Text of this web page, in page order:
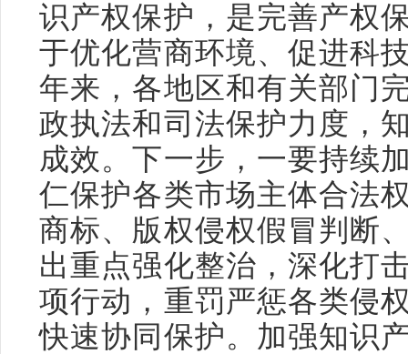
识产权保护，是完善产权
于优化营商环境、促进科
年来，各地区和有关部门
政执法和司法保护力度，
成效。下一步，一要持续
仁保护各类市场主体合法
商标、版权侵权假冒判断
出重点强化整治，深化打
项行动，重罚严惩各类侵
快速协同保护。加强知识